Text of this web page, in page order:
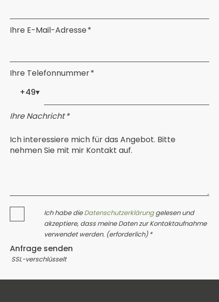
Ihre E-Mail-Adresse *
Ihre Telefonnummer *
+49▾
Ihre Nachricht *
Ich habe dieDatenschutzerklärunggelesen und
akzeptiere, dass meine Daten zur Kontaktaufnahme
verwendet werden. (erforderlich) *
Anfrage senden
SSL-verschlüsselt